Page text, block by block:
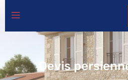
Devis